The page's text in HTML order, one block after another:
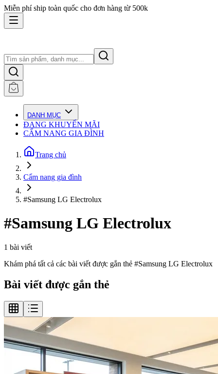
Miễn phí ship toàn quốc cho đơn hàng từ 500k
DANH MỤC
ĐANG KHUYẾN MÃI
CẨM NANG GIA ĐÌNH
Trang chủ
Cẩm nang gia đình
#Samsung LG Electrolux
#Samsung LG Electrolux
1 bài viết
Khám phá tất cả các bài viết được gắn thẻ #Samsung LG Electrolux
Bài viết được gắn thẻ